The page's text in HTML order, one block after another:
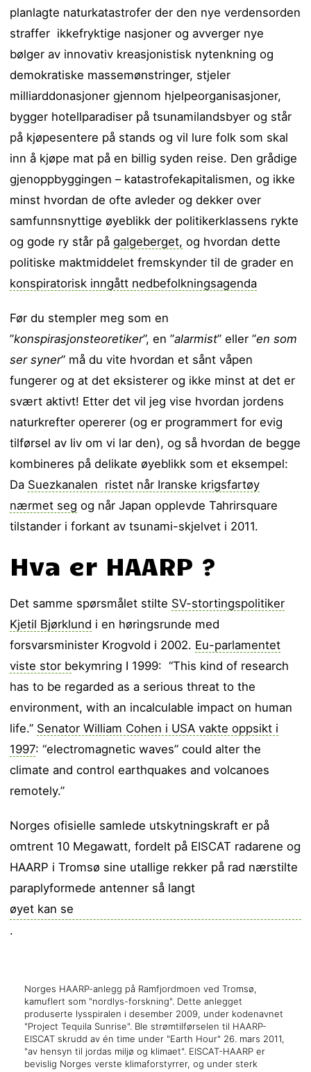
planlagte naturkatastrofer der den nye verdensorden
straffer ikkefryktige nasjoner og avverger nye
bølger av innovativ kreasjonistisk nytenkning og
demokratiske massemønstringer, stjeler
milliarddonasjoner gjennom hjelpeorganisasjoner,
bygger hotellparadiser på tsunamilandsbyer og står
på kjøpesentere på stands og vil lure folk som skal
inn å kjøpe mat på en billig syden reise. Den grådige
gjenoppbyggingen – katastrofekapitalismen, og ikke
minst hvordan de ofte avleder og dekker over
samfunnsnyttige øyeblikk der politikerklassens rykte
og gode ry står pågalgeberget, og hvordan dette
politiske maktmiddelet fremskynder til de grader en
konspiratorisk inngått nedbefolkningsagenda
Før du stempler meg som en
”konspirasjonsteoretiker”, en ”alarmist” eller ”en som
ser syner” må du vite hvordan et sånt våpen
fungerer og at det eksisterer og ikke minst at det er
svært aktivt! Etter det vil jeg vise hvordan jordens
naturkrefter opererer (og er programmert for evig
tilførsel av liv om vi lar den), og så hvordan de begge
kombineres på delikate øyeblikk som et eksempel:
Da Suezkanalen ristet når Iranske krigsfartøy
nærmet seg og når Japan opplevde Tahrirsquare
tilstander i forkant av tsunami-skjelvet i 2011.
Hva er HAARP ?
Det samme spørsmålet stilte SV-stortingspolitiker
Kjetil Bjørklund i en høringsrunde med
forsvarsminister Krogvold i 2002. Eu-parlamentet
viste stor bekymring I 1999: “This kind of research
has to be regarded as a serious threat to the
environment, with an incalculable impact on human
life.” Senator William Cohen i USA vakte oppsikt i
1997: “electromagnetic waves” could alter the
climate and control earthquakes and volcanoes
remotely.”
Norges ofisielle samlede utskytningskraft er på
omtrent 10 Megawatt, fordelt på EISCAT radarene og
HAARP i Tromsø sine utallige rekker på rad nærstilte
paraplyformede antenner så langt
øyet kan se
.
Norges HAARP-anlegg på Ramfjordmoen ved Tromsø,
kamuflert som "nordlys-forskning". Dette anlegget
produserte lysspiralen i desember 2009, under kodenavnet
"Project Tequila Sunrise". Ble strømtilførselen til HAARP-
EISCAT skrudd av én time under "Earth Hour" 26. mars 2011,
"av hensyn til jordas miljø og klimaet". EISCAT-HAARP er
bevislig Norges verste klimaforstyrrer, og under sterk